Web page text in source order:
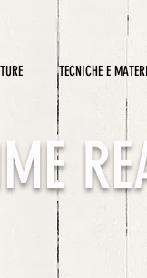
TECNICHE E